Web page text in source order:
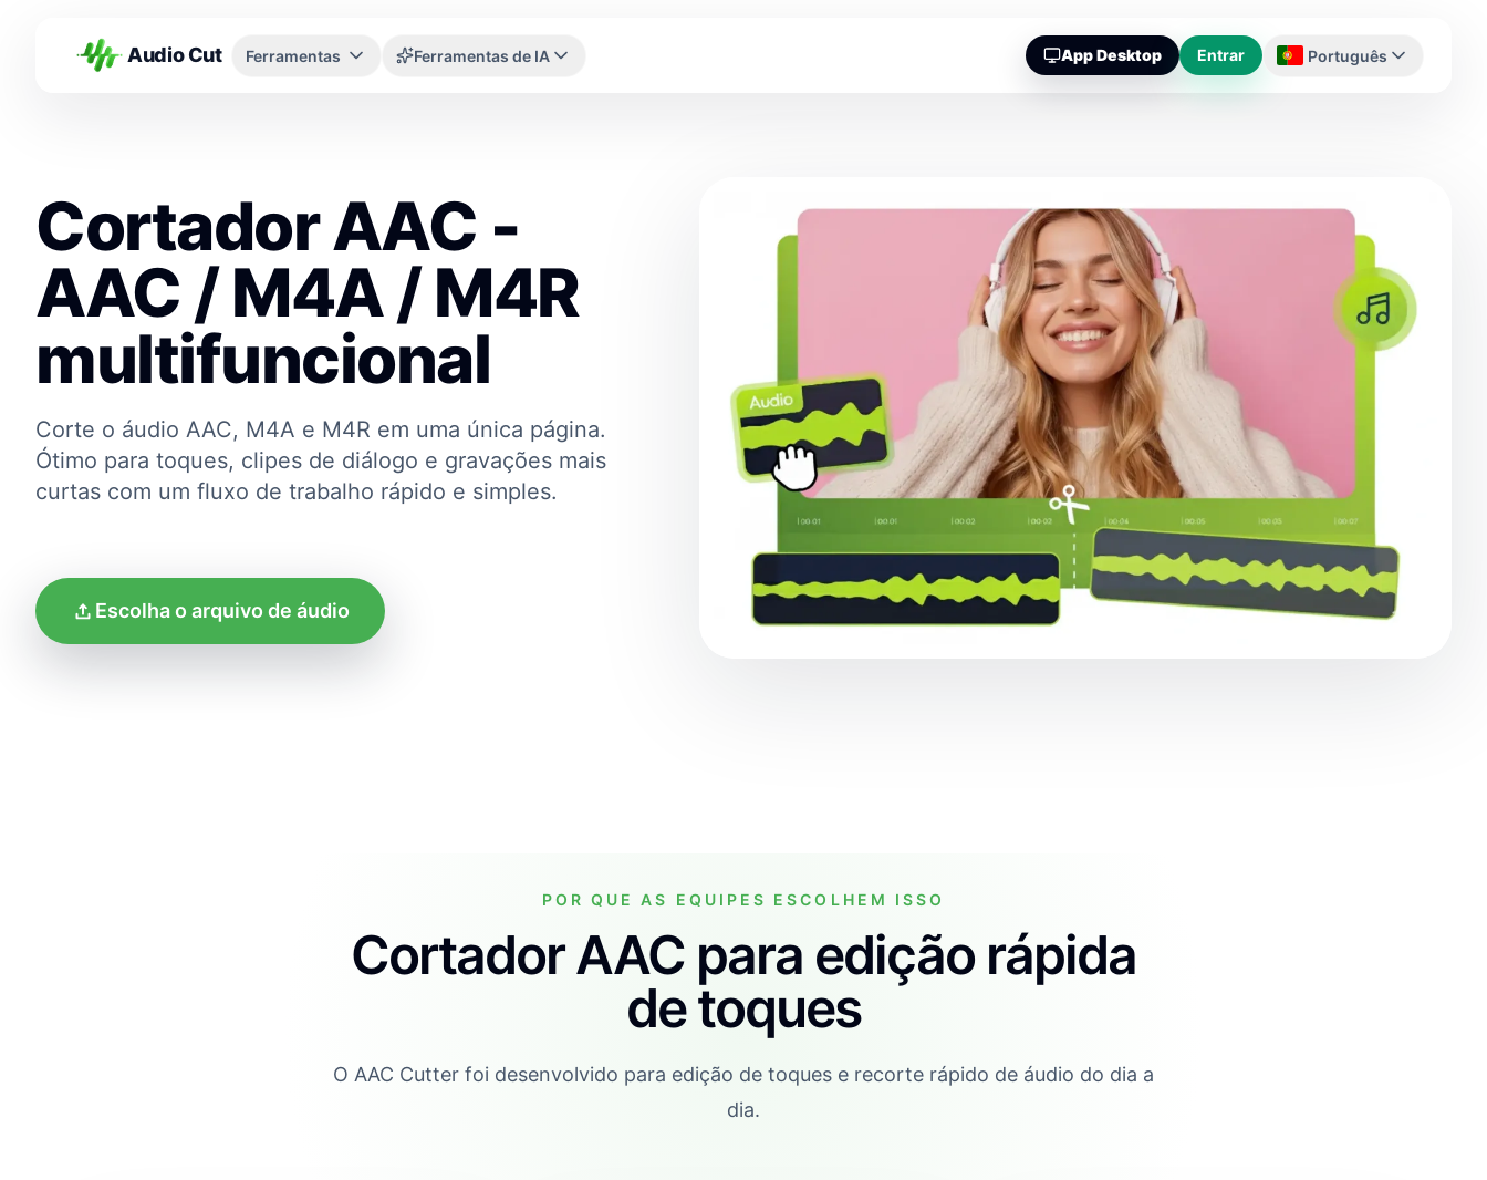
Audio Cut Ferramentas Ferramentas de IA App Desktop Entrar Português
Cortador AAC -
AAC / M4A / M4R
multifuncional
Corte o áudio AAC, M4A e M4R em uma única página.
Ótimo para toques, clipes de diálogo e gravações mais
curtas com um fluxo de trabalho rápido e simples.
Escolha o arquivo de áudio
POR QUE AS EQUIPES ESCOLHEM ISSO
Cortador AAC para edição rápida
de toques
O AAC Cutter foi desenvolvido para edição de toques e recorte rápido de áudio do dia a
dia.